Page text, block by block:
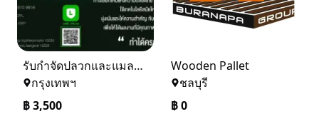
รับกำจัดปลวกและแมลง ในราคาเริ่มเพียง 3,500 บาท
กรุงเทพฯ
฿3,500
Wooden Pallet
ชลบุรี
฿0